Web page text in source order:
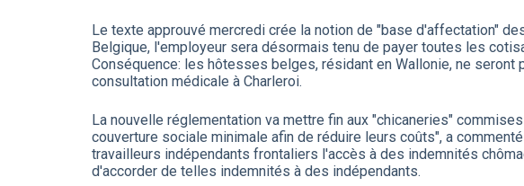
Le texte approuvé mercredi crée la notion de "base d'affectation"
Belgique, l'employeur sera désormais tenu de payer toutes les
Conséquence: les hôtesses belges, résidant en Wallonie, ne
consultation médicale à Charleroi.
La nouvelle réglementation va mettre fin aux "chicaneries"
couverture sociale minimale afin de réduire leurs coûts", a
travailleurs indépendants frontaliers l'accès à des indemnités
d'accorder de telles indemnités à des indépendants.